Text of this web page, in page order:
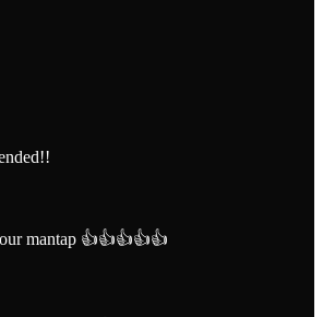
mantap 👍👍👍👍👍